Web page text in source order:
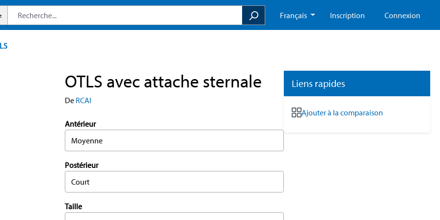
Français Inscription Connexion
OTLS avec attache sternale
De RCAI
Antérieur
Moyenne
Postérieur
Court
Taille
Liens rapides
Ajouter à la comparaison